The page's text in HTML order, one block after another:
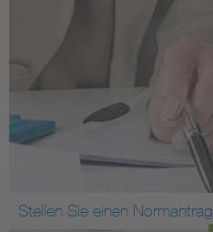
Stellen Sie einen Normantrag